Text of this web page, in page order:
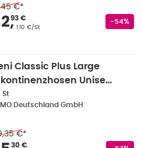
€*
,
93 €
Grundpreis
1.10 €/St
-54%
Classic Plus Large
Unisex,
- 150 cm, 3100 ml 30
St
Deutschland GmbH
€*
30 €